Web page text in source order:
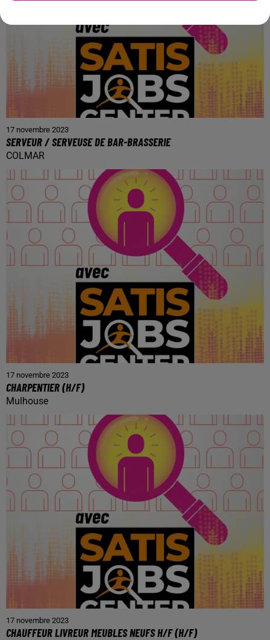
17 novembre 2023
SERVEUR / SERVEUSE DE BAR-BRASSERIE
COLMAR
17 novembre 2023
CHARPENTIER (H/F)
Mulhouse
17 novembre 2023
CHAUFFEUR LIVREUR MEUBLES NEUFS H/F (H/F)